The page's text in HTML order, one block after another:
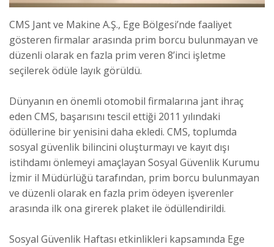
CMS Jant ve Makine A.Ş., Ege Bölgesi’nde faaliyet
gösteren firmalar arasında prim borcu bulunmayan ve
düzenli olarak en fazla prim veren 8’inci işletme
seçilerek ödüle layık görüldü.
Dünyanın en önemli otomobil firmalarına jant ihraç
eden CMS, başarısını tescil ettiği 2011 yılındaki
ödüllerine bir yenisini daha ekledi. CMS, toplumda
sosyal güvenlik bilincini oluşturmayı ve kayıt dışı
istihdamı önlemeyi amaçlayan Sosyal Güvenlik Kurumu
İzmir il Müdürlüğü tarafından, prim borcu bulunmayan
ve düzenli olarak en fazla prim ödeyen işverenler
arasında ilk ona girerek plaket ile ödüllendirildi.
Sosyal Güvenlik Haftası etkinlikleri kapsamında Ege